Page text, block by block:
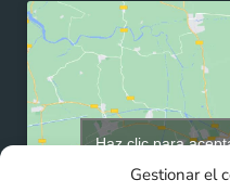
Gestionar el
Haz clic para
y permitir